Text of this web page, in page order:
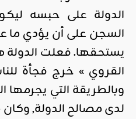
الدولة على حبسه
السجن على أن يؤدي ما
يستحقها. فعلت الدولة
القروي » خرج فجأة
وبالطريقة التي
لدى مصالح الدولة,